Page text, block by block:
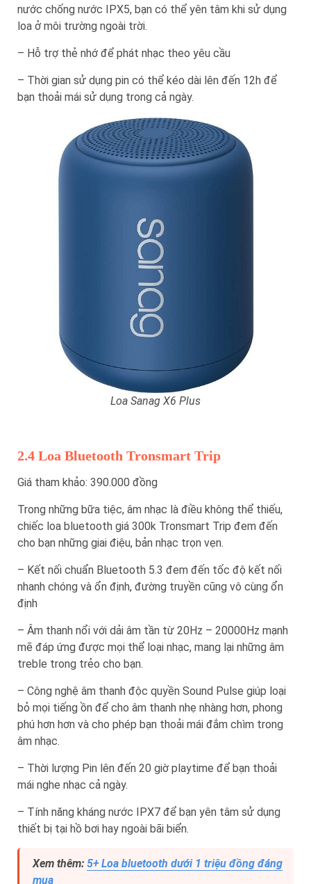
nước chống nước IPX5, bạn có thể yên tâm khi sử dụng
loa ở môi trường ngoài trời.
– Hỗ trợ thẻ nhớ để phát nhạc theo yêu cầu
– Thời gian sử dụng pin có thể kéo dài lên đến 12h để
bạn thoải mái sử dụng trong cả ngày.
Loa Sanag X6 Plus
2.4 Loa Bluetooth Tronsmart Trip
Giá tham khảo: 390.000 đồng
Trong những bữa tiệc, âm nhạc là điều không thể thiếu,
chiếc loa bluetooth giá 300k Tronsmart Trip đem đến
cho bạn những giai điệu, bản nhạc trọn vẹn.
– Kết nối chuẩn Bluetooth 5.3 đem đến tốc độ kết nối
nhanh chóng và ổn định, đường truyền cũng vô cùng ổn
định
– Âm thanh nổi với dải âm tần từ 20Hz – 20000Hz mạnh
mẽ đáp ứng được mọi thể loại nhạc, mang lại những âm
treble trong trẻo cho bạn.
– Công nghệ âm thanh độc quyền Sound Pulse giúp loại
bỏ mọi tiếng ồn để cho âm thanh nhẹ nhàng hơn, phong
phú hơn hơn và cho phép bạn thoải mái đắm chìm trong
âm nhạc.
– Thời lượng Pin lên đến 20 giờ playtime để bạn thoải
mái nghe nhạc cả ngày.
– Tính năng kháng nước IPX7 để bạn yên tâm sử dụng
thiết bị tại hồ bơi hay ngoài bãi biển.
Xem thêm: 5+ Loa bluetooth dưới 1 triệu đồng đáng
mua